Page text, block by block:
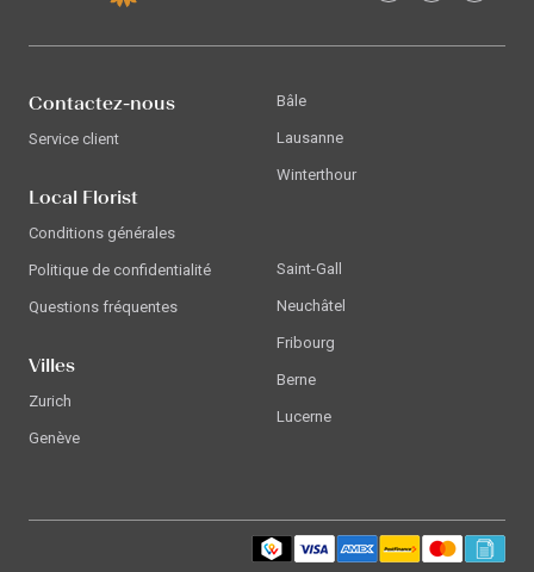
Contactez-nous
Service client
Local Florist
Conditions générales
Politique de confidentialité
Questions fréquentes
Villes
Zurich
Genève
Bâle
Lausanne
Winterthour
Saint-Gall
Neuchâtel
Fribourg
Berne
Lucerne